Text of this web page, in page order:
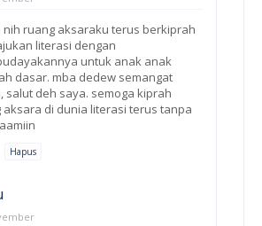
nih ruang aksaraku terus berkiprah
literasi dengan
untuk anak anak
dasar. mba dedew semangat
salut deh saya. semoga kiprah
aksara di dunia literasi terus tanpa
Hapus